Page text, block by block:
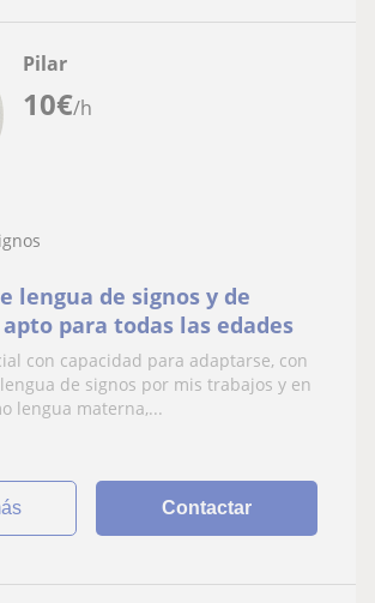
10€/h
Pilar
lengua de signos y de
para todas las edades
con capacidad para adaptarse, con
de signos por mis trabajos y en
lengua materna,...
Contactar